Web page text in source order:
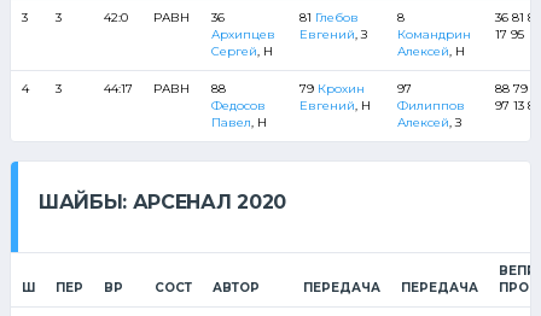
3 3 42:0 РАВН
36
Архипцев
Сергей, Н
81 Глебов
Евгений, З
8
Командрин
Алексей, Н
36 81 8
17 95
4 3 44:17 РАВН
88
Федосов
Павел, Н
79 Крохин
Евгений, Н
97
Филиппов
Алексей, З
88 79
97 13 85
ШАЙБЫ: АРСЕНАЛ 2020
Ш ПЕР ВР СОСТ АВТОР ПЕРЕДАЧА ПЕРЕДАЧА
ПРО